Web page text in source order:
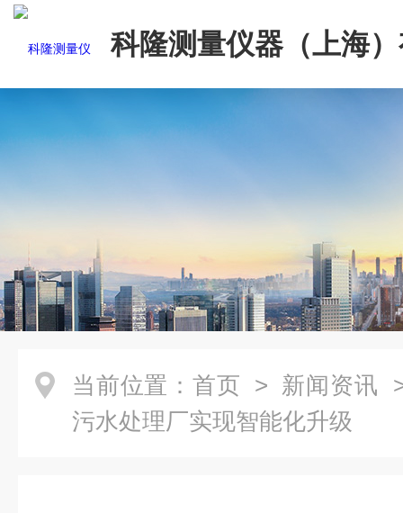
科隆测量仪器（上海
司
当前位置： 首页 > 新闻资讯
污水处理厂实现智能化升级